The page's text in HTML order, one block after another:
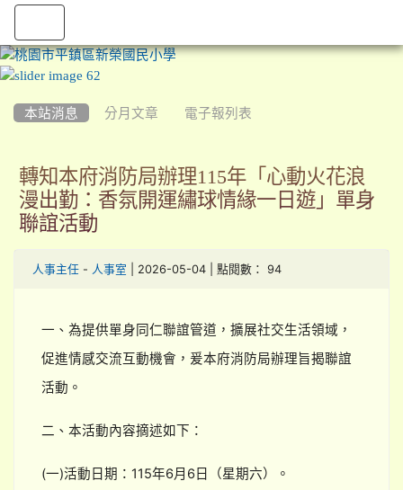
本站消息 分月文章 電子報列表
轉知本府消防局辦理115年「心動火花浪
漫出勤：香氛開運繡球情緣一日遊」單身
聯誼活動
人事主任 - 人事室 | 2026-05-04 | 點閱數： 94
一、為提供單身同仁聯誼管道，擴展社交生活領域，
促進情感交流互動機會，爰本府消防局辦理旨揭聯誼
活動。
二、本活動內容摘述如下：
(一)活動日期：115年6月6日（星期六）。